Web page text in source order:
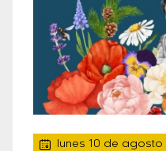
lunes 10 de agosto